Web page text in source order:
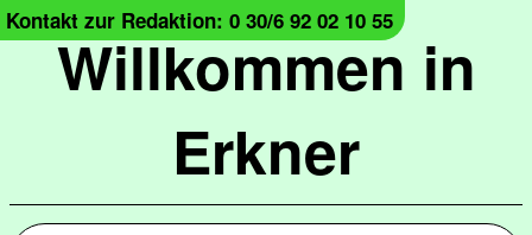
Willkommen in
Erkner
Kontakt zur Redaktion: 0 30/6 92 02 10 55